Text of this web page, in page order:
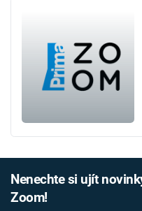
Nenechte si ujít
Zoom!